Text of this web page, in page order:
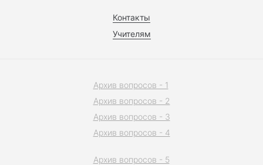
Контакты
Учителям
Архив вопросов - 1
Архив вопросов - 2
Архив вопросов - 3
Архив вопросов - 4
Архив вопросов - 5